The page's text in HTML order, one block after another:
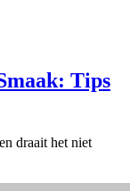
Tips
draait het niet